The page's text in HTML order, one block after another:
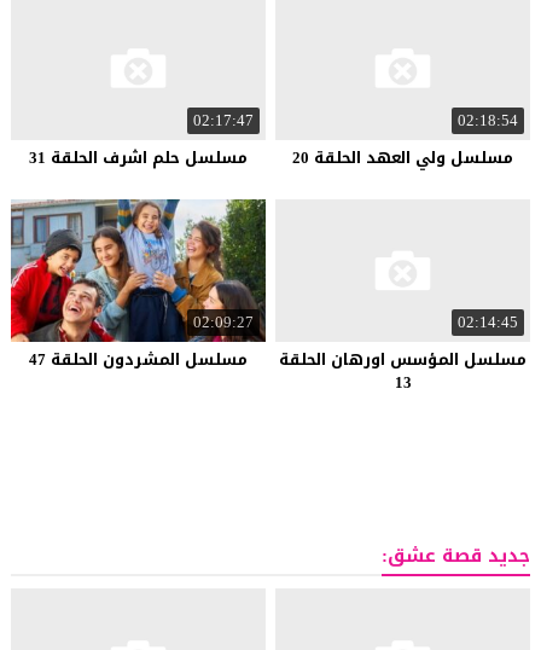
02:18:54
مسلسل ولي العهد الحلقة 20
02:17:47
مسلسل حلم اشرف الحلقة 31
02:14:45
مسلسل المؤسس اورهان الحلقة
13
02:09:27
مسلسل المشردون الحلقة 47
جديد قصة عشق: